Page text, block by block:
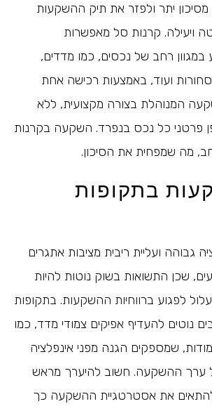
מסיכון יתר ולפזר את תיק ההשקעות
ויעילה. קרנות סל מאפשרות
רחב של נכסים, כמו מדדים,
סחורות ועוד, באמצעות רכישה אחת
המנוהלת בצורה מקצועית, ללא
פרטני כל נכס בנפרד. השקעה בקרנות
מה שמפחית את הסיכון.
בתקופות
גבוהה ועליית ריבית מציבות אתגרים
שכן התשואות בשוק נוטות להיות
לפגוע ברווחיות ההשקעות. בתקופות
נוטים להעדיף אפיקים צמודי מדד, כמו
שמספקים הגנה מפני אינפלציה
ערך ההשקעה. חשוב להיערך מראש
את אסטרטגיית ההשקעה כך